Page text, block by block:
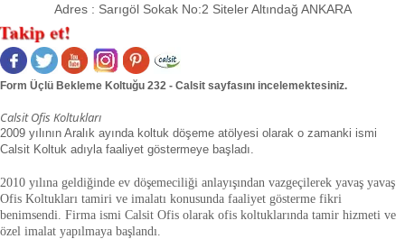
Adres : Sarıgöl Sokak No:2 Siteler Altındağ ANKARA
Form Üçlü Bekleme Koltuğu 232 - Calsit sayfasını incelemektesiniz.
Calsit Ofis Koltukları
2009 yılının Aralık ayında koltuk döşeme atölyesi olarak o zamanki ismi
Calsit Koltuk adıyla faaliyet göstermeye başladı.
2010 yılına geldiğinde ev döşemeciliği anlayışından vazgeçilerek yavaş yavaş
Ofis Koltukları tamiri ve imalatı konusunda faaliyet gösterme fikri
benimsendi. Firma ismi Calsit Ofis olarak ofis koltuklarında tamir hizmeti ve
özel imalat yapılmaya başlandı.